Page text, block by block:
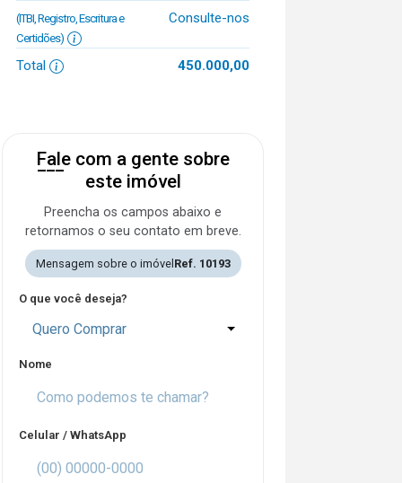
(ITBI, Registro, Escritura e
Certidões)
Consulte-nos
Total 450.000,00
Fale com a gente sobre
este imóvel
Preencha os campos abaixo e
retornamos o seu contato em breve.
Mensagem sobre o imóvel Ref. 10193
O que você deseja?
Quero Comprar
Nome
Celular / WhatsApp